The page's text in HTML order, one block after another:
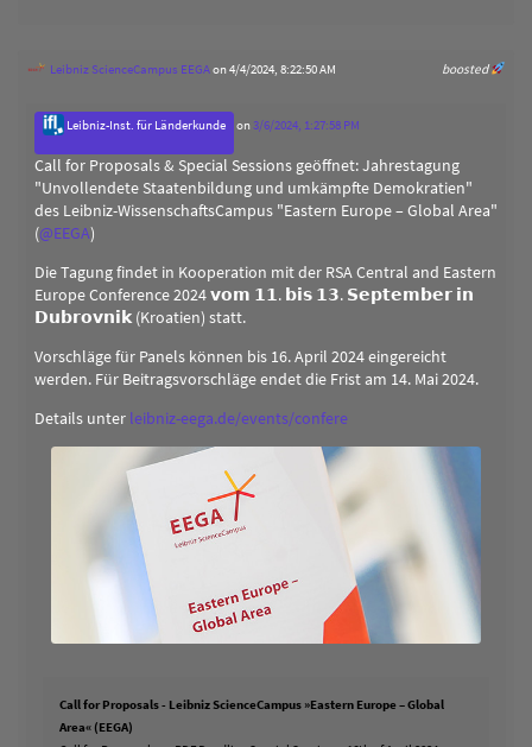
boosted
Leibniz ScienceCampus EEGAon 4/4/2024, 8:22:50 AM
Leibniz-Inst. für Länderkunde on3/6/2024, 1:27:58 PM
Call for Proposals & Special Sessions geöffnet: Jahrestagung
"Unvollendete Staatenbildung und umkämpfte Demokratien"
des Leibniz-WissenschaftsCampus "Eastern Europe – Global Area"
(@EEGA)
Die Tagung findet in Kooperation mit der RSA Central and Eastern
Europe Conference 2024 𝘃𝗼𝗺 𝟭𝟭. 𝗯𝗶𝘀 𝟭𝟯. 𝗦𝗲𝗽𝘁𝗲𝗺𝗯𝗲𝗿 𝗶𝗻
𝗗𝘂𝗯𝗿𝗼𝘃𝗻𝗶𝗸 (Kroatien) statt.
Vorschläge für Panels können bis 16. April 2024 eingereicht
werden. Für Beitragsvorschläge endet die Frist am 14. Mai 2024.
Details unter leibniz-eega.de/events/confere
Call for Proposals - Leibniz ScienceCampus »Eastern Europe – Global
Area« (EEGA)